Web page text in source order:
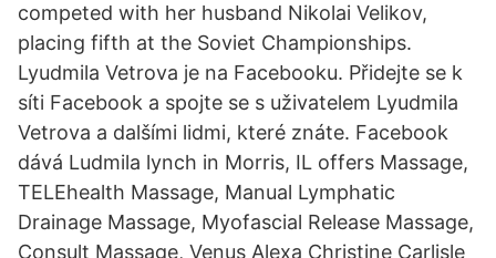
competed with her husband Nikolai Velikov,
placing fifth at the Soviet Championships.
Lyudmila Vetrova je na Facebooku. Přidejte se k
síti Facebook a spojte se s uživatelem Lyudmila
Vetrova a dalšími lidmi, které znáte. Facebook
dává Ludmila lynch in Morris, IL offers Massage,
TELEhealth Massage, Manual Lymphatic
Drainage Massage, Myofascial Release Massage,
Consult Massage, Venus Alexa Christine Carlisle